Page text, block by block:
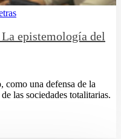
La epistemología del
como una defensa de la
las sociedades totalitarias.